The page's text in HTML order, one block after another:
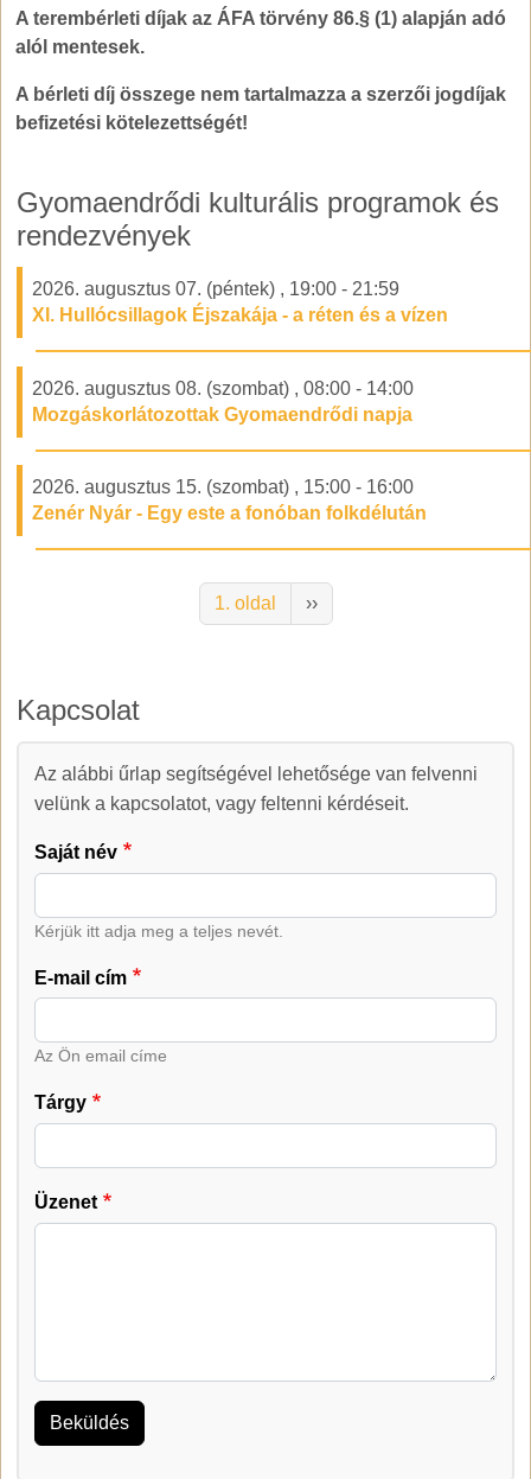
A terembérleti díjak az ÁFA törvény 86.§ (1) alapján adó
alól mentesek.
A bérleti díj összege nem tartalmazza a szerzői jogdíjak
befizetési kötelezettségét!
Gyomaendrődi kulturális programok és
rendezvények
2026. augusztus 07. (péntek) , 19:00 - 21:59
XI. Hullócsillagok Éjszakája - a réten és a vízen
2026. augusztus 08. (szombat) , 08:00 - 14:00
Mozgáskorlátozottak Gyomaendrődi napja
2026. augusztus 15. (szombat) , 15:00 - 16:00
Zenér Nyár - Egy este a fonóban folkdélután
1. oldal
Következő oldal
››
Kapcsolat
Kapcsolat
Az alábbi űrlap segítségével lehetősége van felvenni
velünk a kapcsolatot, vagy feltenni kérdéseit.
Saját név
Kérjük itt adja meg a teljes nevét.
E-mail cím
Az Ön email címe
Tárgy
Üzenet